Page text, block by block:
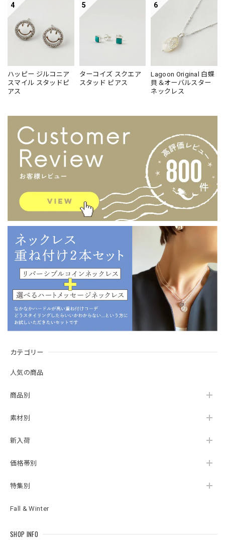
カテゴリー
人気の商品
商品別
素材別
新入荷
価格帯別
特集別
Fall & Winter
SHOP INFO
4
ハッピー ジルコニア
スマイル スタッドピ
アス
5
ターコイズ スクエア
スタッド ピアス
6
Lagoon Original 白蝶
貝＆オーバルスター
ネックレス